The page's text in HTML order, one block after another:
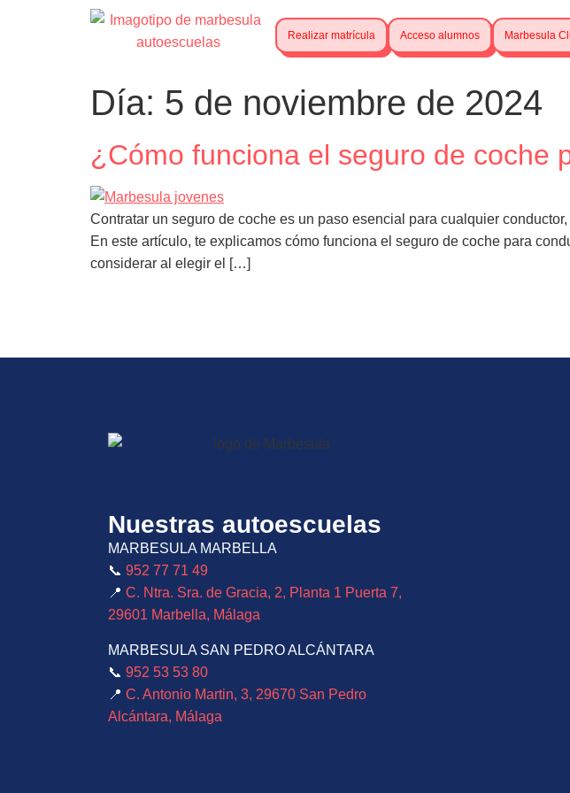
Realizar matrícula Acceso alumnos Marbesula
Día: 5 de noviembre de 2024
¿Cómo funciona el seguro de coche
Contratar un seguro de coche es un paso esencial para cualquier
En este artículo, te explicamos cómo funciona el seguro de coche para
considerar al elegir el […]
Nuestras autoescuelas
MARBESULA MARBELLA
📞 952 77 71 49
📍 C. Ntra. Sra. de Gracia, 2, Planta 1 Puerta 7,
29601 Marbella, Málaga
MARBESULA SAN PEDRO ALCÁNTARA
📞 952 53 53 80
📍 C. Antonio Martin, 3, 29670 San Pedro
Alcántara, Málaga